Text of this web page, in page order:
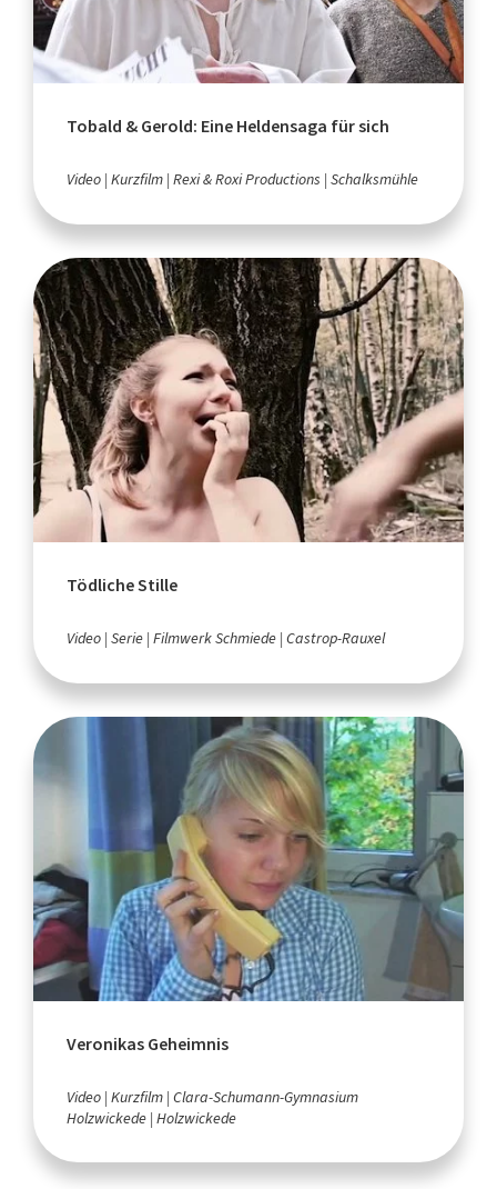
Tobald & Gerold: Eine Heldensaga für sich
Video Kurzfilm Rexi & Roxi Productions Schalksmühle
Tödliche Stille
Video Serie Filmwerk Schmiede Castrop-Rauxel
Veronikas Geheimnis
Video Kurzfilm Clara-Schumann-Gymnasium
Holzwickede Holzwickede